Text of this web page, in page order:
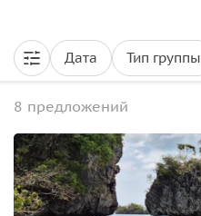
Дата Тип группы
8 предложений